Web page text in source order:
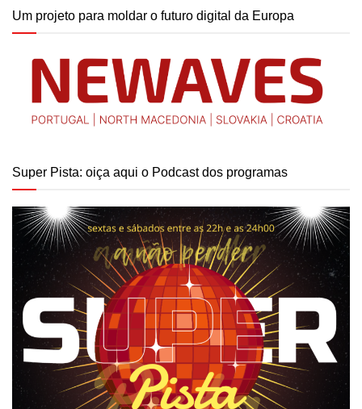
Um projeto para moldar o futuro digital da Europa
Super Pista: oiça aqui o Podcast dos programas